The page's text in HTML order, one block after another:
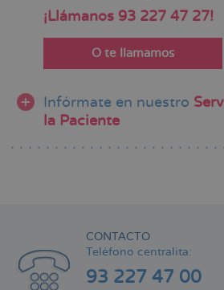
¡Llámanos 93 227 47 27!
O te llamamos
Infórmate en nuestro
la Paciente
CONTACTO
Teléfono centralita:
93 227 47 00